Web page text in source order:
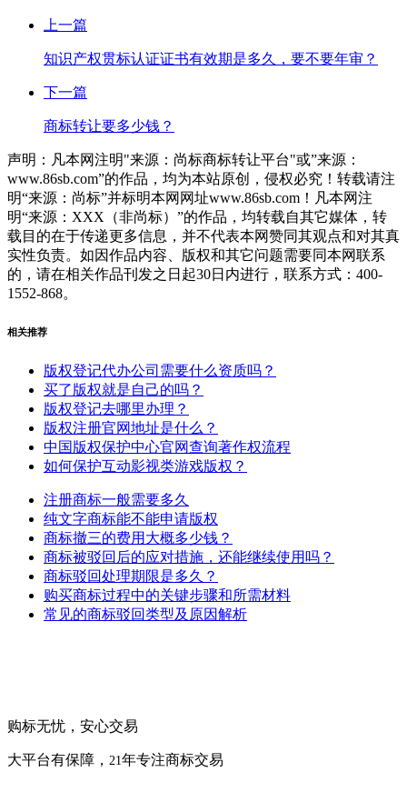
上一篇
知识产权贯标认证证书有效期是多久，要不要年审？
下一篇
商标转让要多少钱？
声明：凡本网注明"来源：尚标商标转让平台"或”来源：
www.86sb.com”的作品，均为本站原创，侵权必究！转载请注
明“来源：尚标”并标明本网网址www.86sb.com！凡本网注
明“来源：XXX（非尚标）”的作品，均转载自其它媒体，转
载目的在于传递更多信息，并不代表本网赞同其观点和对其真
实性负责。如因作品内容、版权和其它问题需要同本网联系
的，请在相关作品刊发之日起30日内进行，联系方式：400-
1552-868。
相关推荐
版权登记代办公司需要什么资质吗？
买了版权就是自己的吗？
版权登记去哪里办理？
版权注册官网地址是什么？
中国版权保护中心官网查询著作权流程
如何保护互动影视类游戏版权？
注册商标一般需要多久
纯文字商标能不能申请版权
商标撤三的费用大概多少钱？
商标被驳回后的应对措施，还能继续使用吗？
商标驳回处理期限是多久？
购买商标过程中的关键步骤和所需材料
常见的商标驳回类型及原因解析
购标无忧，安心交易
大平台有保障， 21 年专注商标交易